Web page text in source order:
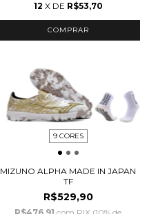
12 X DE R$53,70
COMPRAR
9 CORES
MIZUNO ALPHA MADE IN JAPAN
TF
R$529,90